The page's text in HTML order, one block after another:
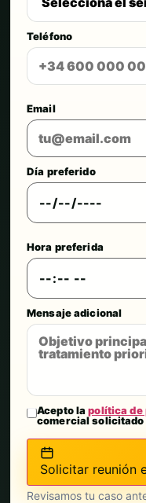
Teléfono
Email
Día preferido
Hora preferida
Mensaje adicional
Acepto lapolítica de
comercial solicitado
Solicitar reunión
Revisamos tu caso